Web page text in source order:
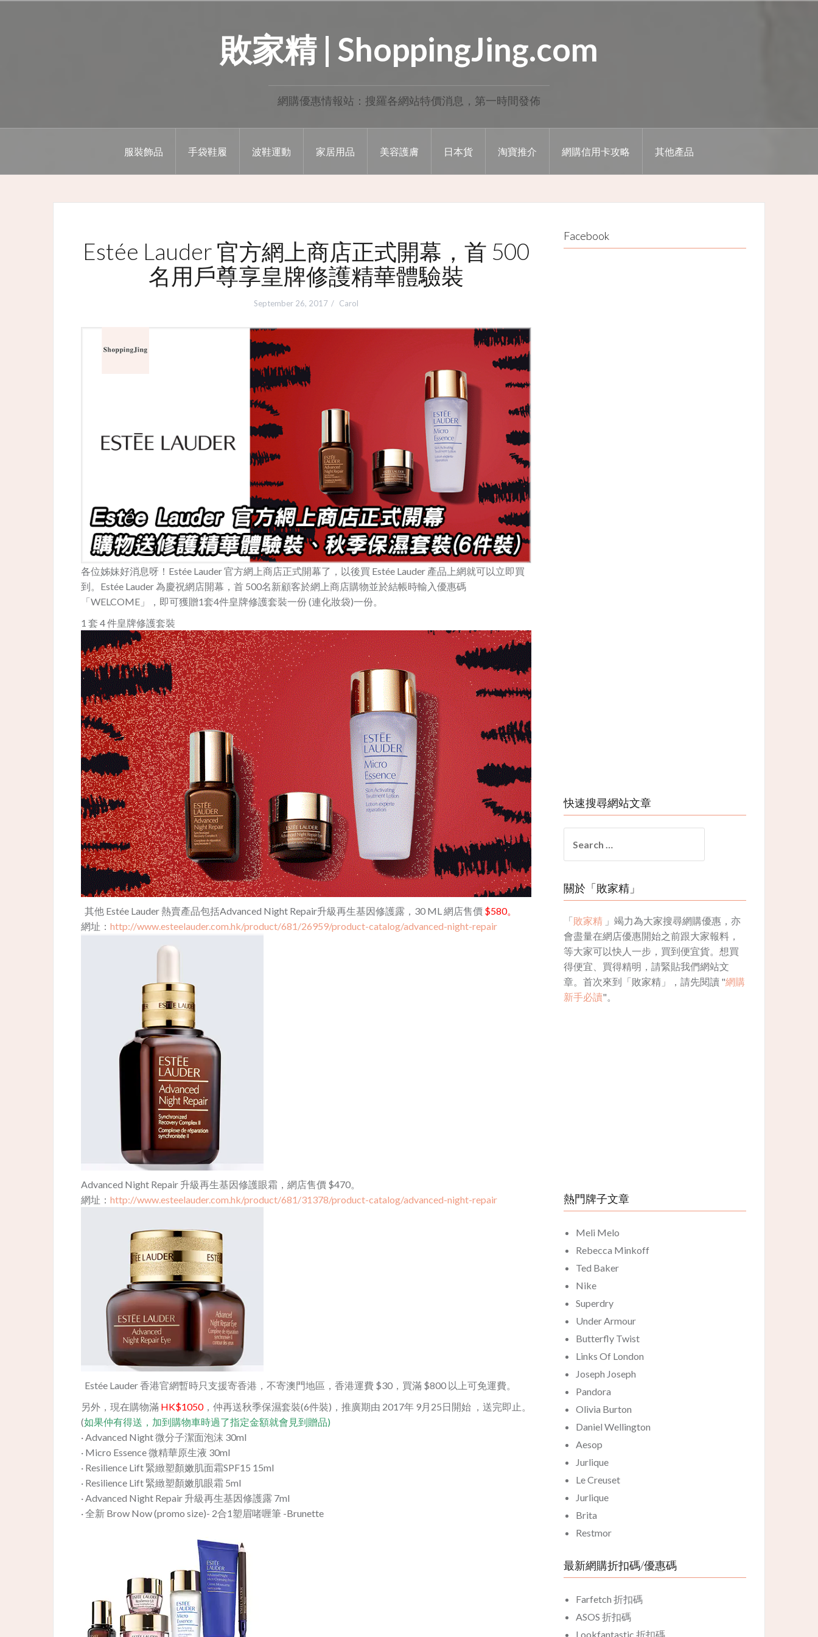
敗家精 | ShoppingJing.com
網購優惠情報站：搜羅各網站特價消息，第一時間發佈
服裝飾品 手袋鞋履 波鞋運動 家居用品 美容護膚 日本貨 淘寶推介 網購信用卡攻略 其他產品
Estée Lauder 官方網上商店正式開幕，首 500
名用戶尊享皇牌修護精華體驗裝
September 26, 2017 Carol
各位姊妹好消息呀！Estée Lauder 官方網上商店正式開幕了，以後買 Estée Lauder 產品上網就可以立即買
到。Estée Lauder 為慶祝網店開幕，首 500名新顧客於網上商店購物並於結帳時輸入優惠碼
「WELCOME」，即可獲贈1套4件皇牌修護套裝一份 (連化妝袋)一份。
1 套 4 件皇牌修護套裝
其他 Estée Lauder 熱賣產品包括Advanced Night Repair升級再生基因修護露，30 ML 網店售價 $580。
網址： http://www.esteelauder.com.hk/product/681/26959/product-catalog/advanced-night-repair
Advanced Night Repair 升級再生基因修護眼霜，網店售價 $470。
網址： http://www.esteelauder.com.hk/product/681/31378/product-catalog/advanced-night-repair
Estée Lauder 香港官網暫時只支援寄香港，不寄澳門地區，香港運費 $30，買滿 $800 以上可免運費。
另外，現在購物滿 HK$1050，仲再送秋季保濕套裝(6件裝)，推廣期由 2017年 9月25日開始 ，送完即止。
(如果仲有得送，加到購物車時過了指定金額就會見到贈品)
· Advanced Night 微分子潔面泡沫 30ml
· Micro Essence 微精華原生液 30ml
· Resilience Lift 緊緻塑顏嫩肌面霜SPF15 15ml
· Resilience Lift 緊緻塑顏嫩肌眼霜 5ml
· Advanced Night Repair 升級再生基因修護露 7ml
· 全新 Brow Now (promo size)- 2合1塑眉啫喱筆 -Brunette
Facebook
快速搜尋網站文章
for:
關於「敗家精」
「敗家精 」竭力為大家搜尋網購優惠，亦
會盡量在網店優惠開始之前跟大家報料，
等大家可以快人一步，買到便宜貨。想買
得便宜、買得精明，請緊貼我們網站文
章。首次來到「敗家精」，請先閱讀 "網購
新手必讀"。
熱門牌子文章
Meli Melo
Rebecca Minkoff
Ted Baker
Nike
Superdry
Under Armour
Butterfly Twist
Links Of London
Joseph Joseph
Pandora
Olivia Burton
Daniel Wellington
Aesop
Jurlique
Le Creuset
Jurlique
Brita
Restmor
最新網購折扣碼/優惠碼
Farfetch 折扣碼
ASOS 折扣碼
Lookfantastic 折扣碼